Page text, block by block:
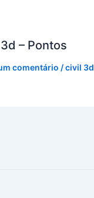
– Pontos
comentário /civil 3d